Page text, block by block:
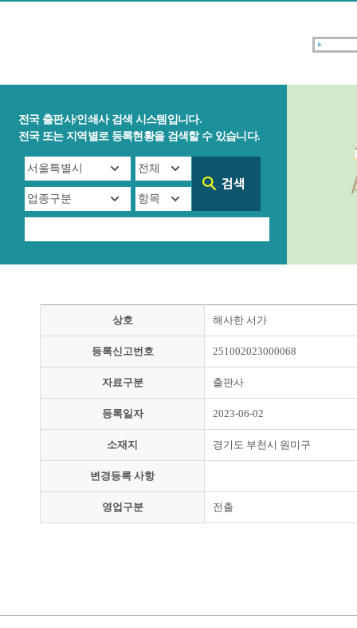
전국 출판사/인쇄사 검색 시스템입니다.
전국 또는 지역별로 등록현황을 검색할 수 있습니다.
상호 해사한 서가
등록신고번호 251002023000068
자료구분 출판사
등록일자 2023-06-02
소재지 경기도 부천시 원미구
변경등록 사항
영업구분 전출